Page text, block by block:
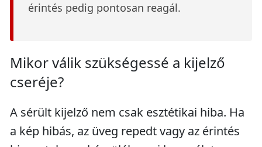
érintés pedig pontosan reagál.
Mikor válik szükségessé a kijelző
cseréje?
A sérült kijelző nem csak esztétikai hiba. Ha
a kép hibás, az üveg repedt vagy az érintés